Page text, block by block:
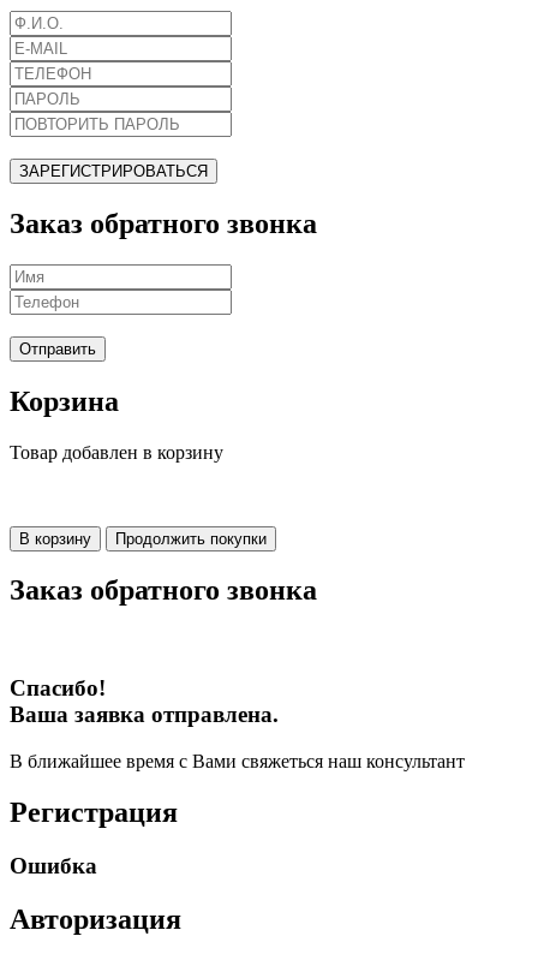
ЗАРЕГИСТРИРОВАТЬСЯ
Заказ обратного звонка
Отправить
Корзина
Товар добавлен в корзину
В корзину Продолжить покупки
Заказ обратного звонка
Спасибо!
Ваша заявка отправлена.
В ближайшее время с Вами свяжеться наш консультант
Регистрация
Ошибка
Авторизация